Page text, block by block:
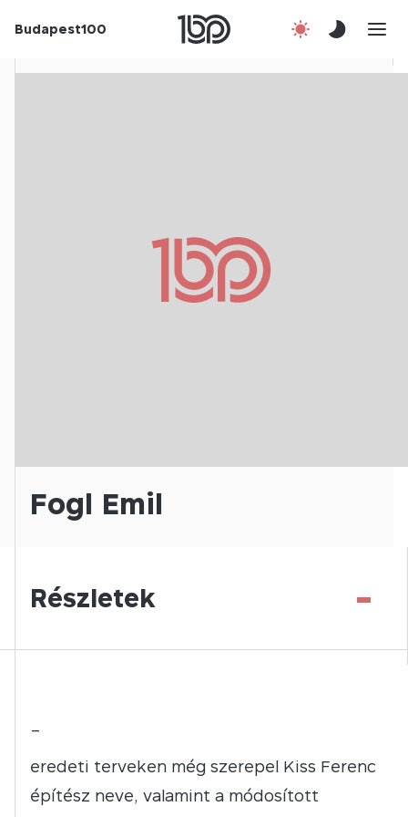
Budapest100 Rólunk
Korábbi évek
Fogl Emil
Részletek -
–
eredeti terveken még szerepel Kiss Ferenc
építész neve, valamint a módosított